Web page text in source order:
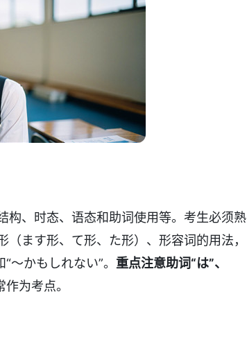
构、时态、语态和助词使用等。考生必须熟
ます形、て形、た形）、形容词的用法，
～かもしれない”。 重点注意助词“は”、
为考点。